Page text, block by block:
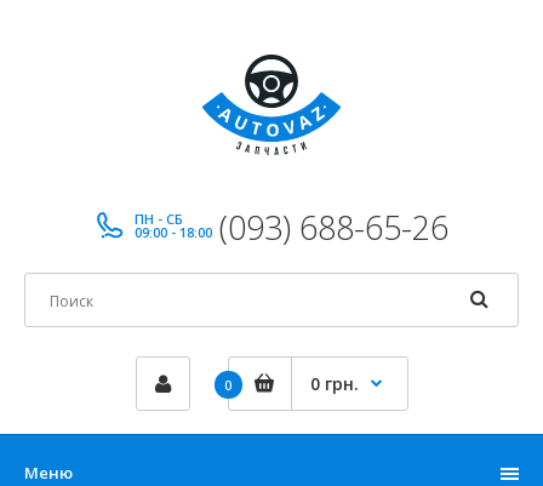
ПН - СБ
09:00 - 18:00 (093) 688-65-26
0 0 грн.
Меню